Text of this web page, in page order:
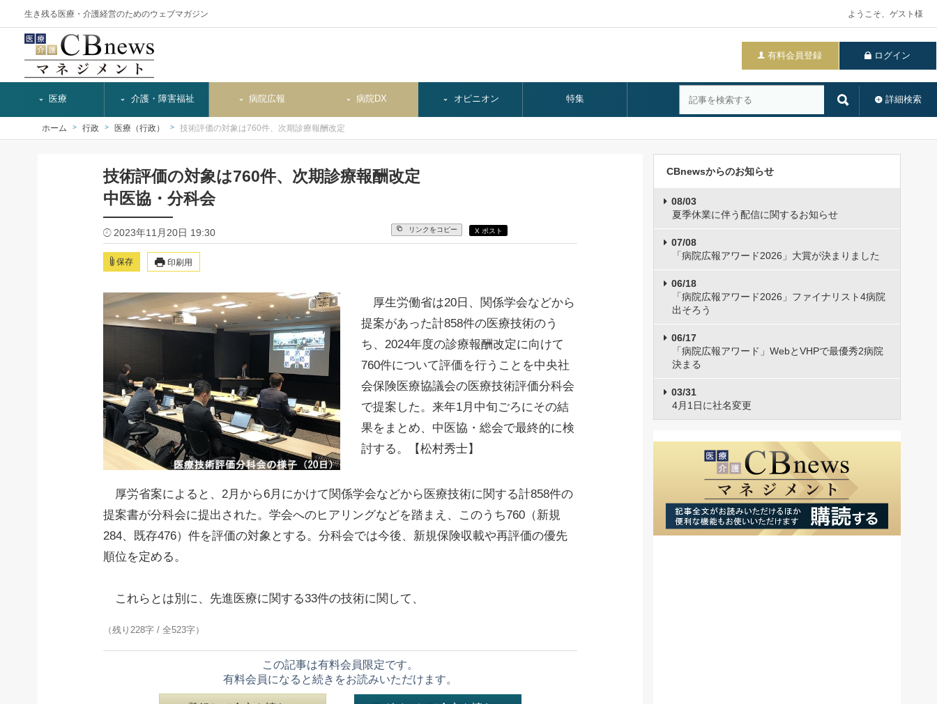
生き残る医療・介護経営のためのウェブマガジン ようこそ、ゲスト様
有料会員登録 ログイン
詳細検索
医療 介護・障害福祉 病院広報 病院DX オピニオン 特集
ホーム 行政 医療（行政） 技術評価の対象は760件、次期診療報酬改定
技術評価の対象は760件、次期診療報酬改定
中医協・分科会
2023年11月20日 19:30 リンクをコピー X ポスト
保存 印刷用
厚生労働省は20日、関係学会などから
提案があった計858件の医療技術のう
ち、2024年度の診療報酬改定に向けて
760件について評価を行うことを中央社
会保険医療協議会の医療技術評価分科会
で提案した。来年1月中旬ごろにその結
果をまとめ、中医協・総会で最終的に検
討する。【松村秀士】
厚労省案によると、2月から6月にかけて関係学会などから医療技術に関する計858件の
提案書が分科会に提出された。学会へのヒアリングなどを踏まえ、このうち760（新規
284、既存476）件を評価の対象とする。分科会では今後、新規保険収載や再評価の優先
順位を定める。
これらとは別に、先進医療に関する33件の技術に関して、
（残り228字 / 全523字）
この記事は有料会員限定です。
有料会員になると続きをお読みいただけます。
CBnewsからのお知らせ
08/03
夏季休業に伴う配信に関するお知らせ
07/08
「病院広報アワード2026」大賞が決まりました
06/18
「病院広報アワード2026」ファイナリスト4病院
出そろう
06/17
「病院広報アワード」WebとVHPで最優秀2病院
決まる
03/31
4月1日に社名変更